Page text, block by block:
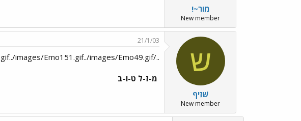
מור~!
New member
ש
שׁזִיף
New member
21/1/03
../images/Emo49.gif../images/Emo65.gif../images/Emo65.gif../images/Emo77.gif../images/Emo151.gif../images/Emo49.gif
מ-ז-ל ט-ו-ב